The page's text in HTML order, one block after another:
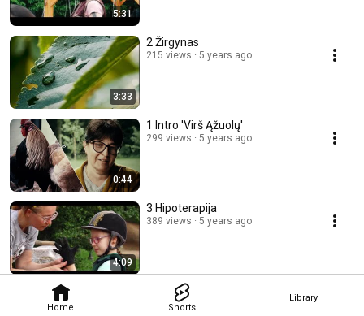
Home Shorts
Library
5:31
3:33
2 Žirgynas
215 views 5 years ago
0:44
1 Intro 'Virš Ąžuolų'
299 views 5 years ago
4:09
3 Hipoterapija
389 views 5 years ago